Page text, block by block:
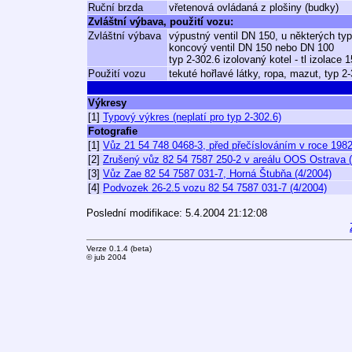
Ruční brzda
vřetenová ovládaná z plošiny (budky)
Zvláštní výbava, použití vozu:
Zvláštní výbava
výpustný ventil DN 150, u některých
koncový ventil DN 150 nebo DN 100
typ 2-302.6 izolovaný kotel - tl izolace
Použití vozu
tekuté hořlavé látky, ropa, mazut, typ
Výkresy
[1] Typový výkres (neplatí pro typ 2-302.6)
Fotografie
[1] Vůz 21 54 748 0468-3, před přečíslováním v roce 1982
[2] Zrušený vůz 82 54 7587 250-2 v areálu OOS Ostrava
[3] Vůz Zae 82 54 7587 031-7, Horná Štubňa (4/2004)
[4] Podvozek 26-2.5 vozu 82 54 7587 031-7 (4/2004)
Poslední modifikace: 5.4.2004 21:12:08
Verze 0.1.4 (beta)
© jub 2004